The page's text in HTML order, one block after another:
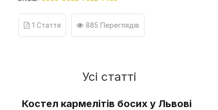
1 Стаття 885 Переглядів
Усі статті
Костел кармелітів босих у Львові